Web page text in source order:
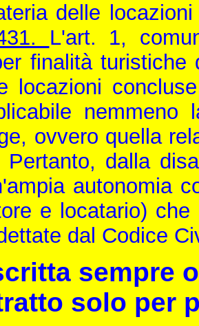
delle
L'art. 1,
finalità
locazioni
nemmeno
ovvero quella
Pertanto, dalla
autonomia
e locatario)
dal Codice
sempre
solo per